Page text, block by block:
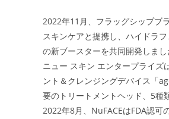
2022年11月、フラッグシップブ
スキンケアと提携し、ハイドラ
の新ブースターを共同開発しまし
ニュー スキン エンタープライズ
ント＆クレンジングデバイス「
要のトリートメントヘッド、5種
2022年8月、NuFACEはFDA認